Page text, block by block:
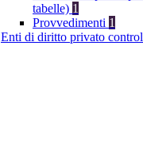
tabelle) 1
Provvedimenti 1
Enti di diritto privato